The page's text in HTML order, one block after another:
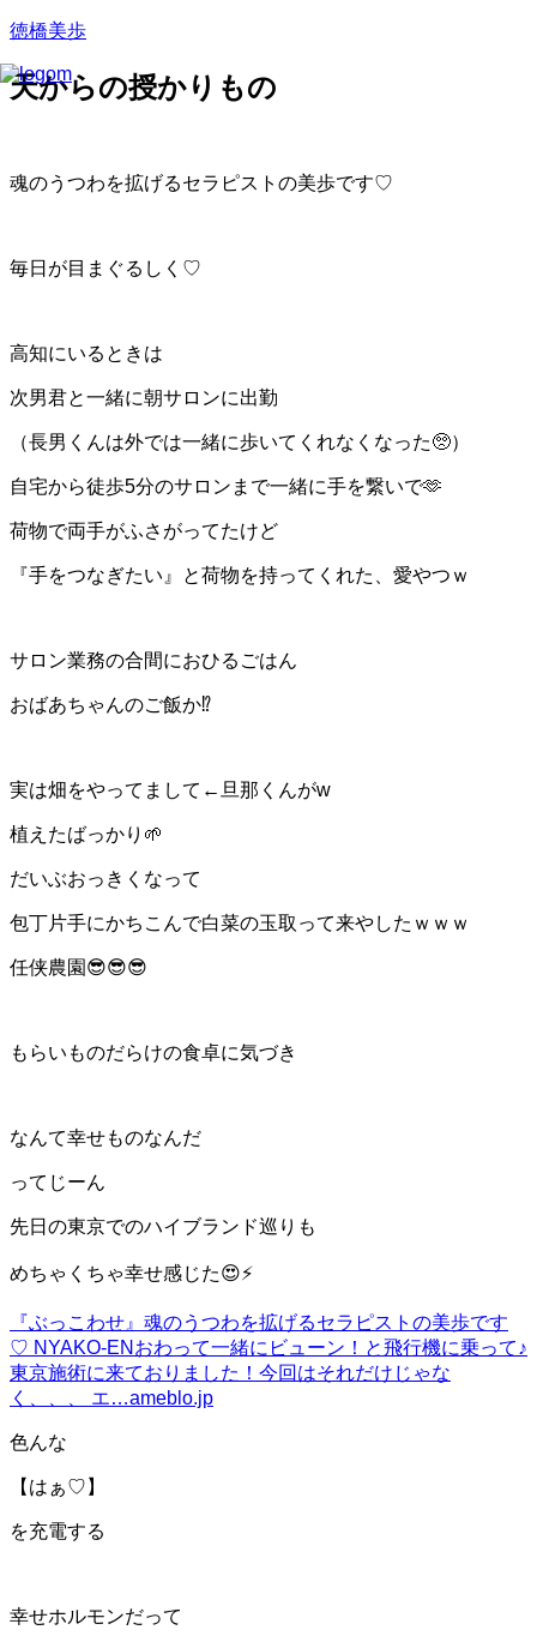
徳橋美歩
天からの授かりもの
魂のうつわを拡げるセラピストの美歩です♡
毎日が目まぐるしく♡
高知にいるときは
次男君と一緒に朝サロンに出勤
（長男くんは外では一緒に歩いてくれなくなった🥺）
自宅から徒歩5分のサロンまで一緒に手を繋いで🫶
荷物で両手がふさがってたけど
『手をつなぎたい』と荷物を持ってくれた、愛やつｗ
サロン業務の合間におひるごはん
おばあちゃんのご飯か⁉️
実は畑をやってまして←旦那くんがw
植えたばっかり🌱
だいぶおっきくなって
包丁片手にかちこんで白菜の玉取って来やしたｗｗｗ
任侠農園😎😎😎
もらいものだらけの食卓に気づき
なんて幸せものなんだ
ってじーん
先日の東京でのハイブランド巡りも
めちゃくちゃ幸せ感じた😍⚡️
『ぶっこわせ』 魂のうつわを拡げるセラピストの美歩です
♡ NYAKO-ENおわって一緒にビューン！と飛行機に乗って♪
東京施術に来ておりました！今回はそれだけじゃな
く、、、 エ…ameblo.jp
色んな
【はぁ♡】
を充電する
幸せホルモンだって